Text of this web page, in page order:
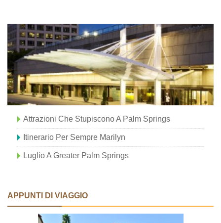
Attrazioni Che Stupiscono A Palm Springs
Itinerario Per Sempre Marilyn
Luglio A Greater Palm Springs
APPUNTI DI VIAGGIO